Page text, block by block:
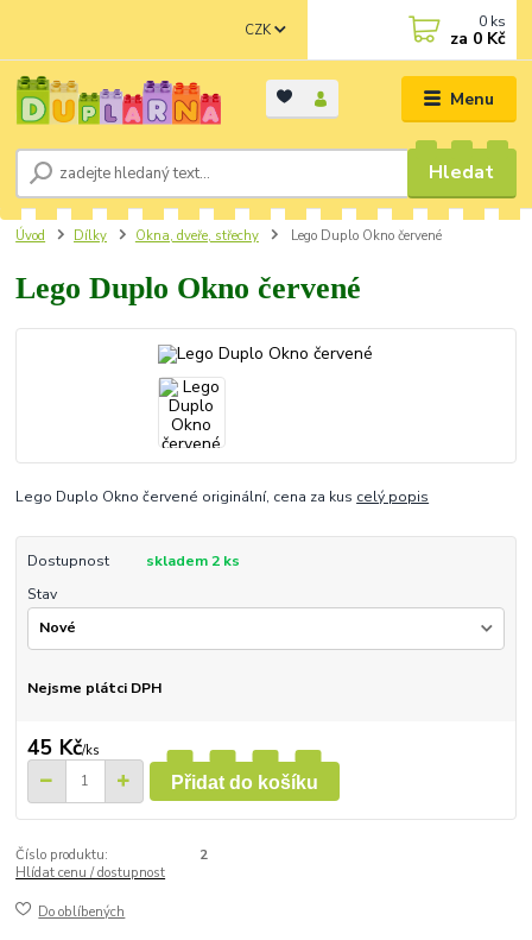
Menu
CZK
Hledat
0 ks
za 0 Kč
Úvod Dílky Okna, dveře, střechy Lego Duplo Okno červené
Lego Duplo Okno červené
Lego Duplo Okno červené originální, cena za kus celý popis
Dostupnost
skladem 2 ks
Stav
Nejsme plátci DPH
45 Kč/ks
Přidat do košíku
Číslo produktu:
2
Hlídat cenu / dostupnost
Do oblíbených